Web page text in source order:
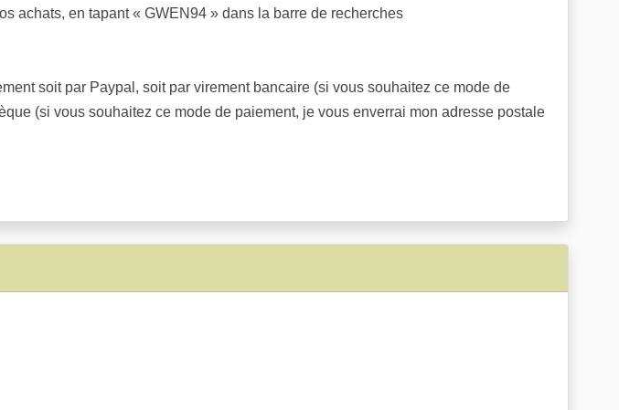
achats, en tapant « GWEN94 » dans la barre de recherches
soit par Paypal, soit par virement bancaire (si vous souhaitez ce mode de
(si vous souhaitez ce mode de paiement, je vous enverrai mon adresse postale